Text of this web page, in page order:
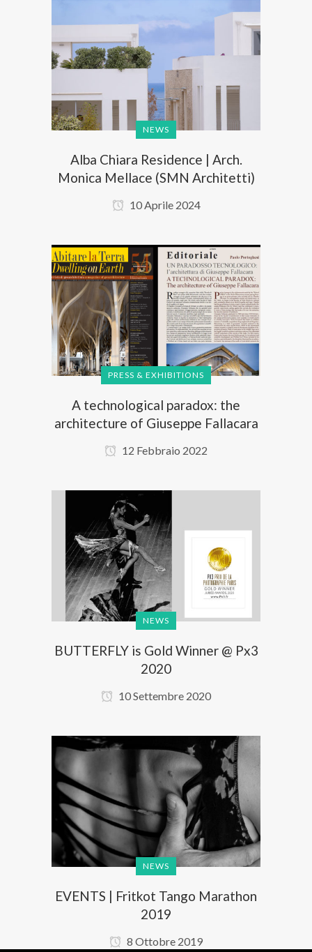
NEWS
Alba Chiara Residence | Arch.
Monica Mellace (SMN Architetti)
10 Aprile 2024
PRESS & EXHIBITIONS
A technological paradox: the
architecture of Giuseppe Fallacara
12 Febbraio 2022
NEWS
BUTTERFLY is Gold Winner @ Px3
2020
10 Settembre 2020
NEWS
EVENTS | Fritkot Tango Marathon
2019
8 Ottobre 2019